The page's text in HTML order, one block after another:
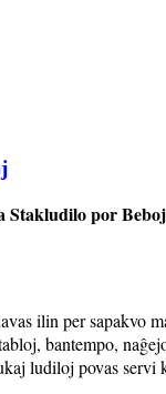
Stakludilo por
ilin per sapakvo
bantempo,
ludiloj povas